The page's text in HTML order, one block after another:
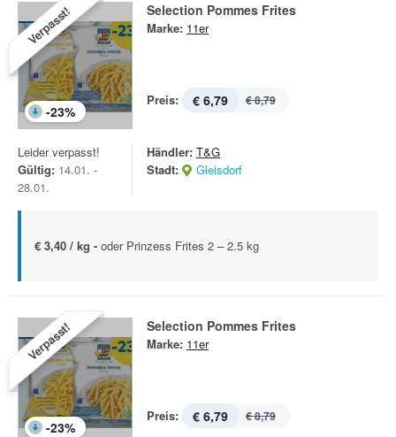
Verpasst!
-23%
Selection Pommes Frites
Marke: 11er
Preis: € 6,79 € 8,79
Leider verpasst!
Gültig: 14.01. -
28.01.
Händler: T&G
Stadt:
Gleisdorf
€ 3,40 / kg - oder Prinzess Frites 2 – 2.5 kg
Verpasst!
-23%
Selection Pommes Frites
Marke: 11er
Preis: € 6,79 € 8,79